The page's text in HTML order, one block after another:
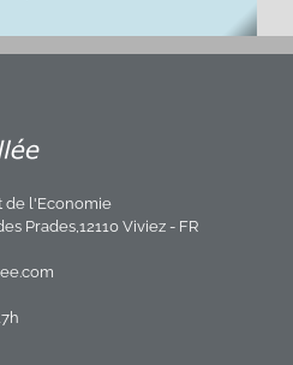
de l'Economie
Prades,12110 Viviez - FR